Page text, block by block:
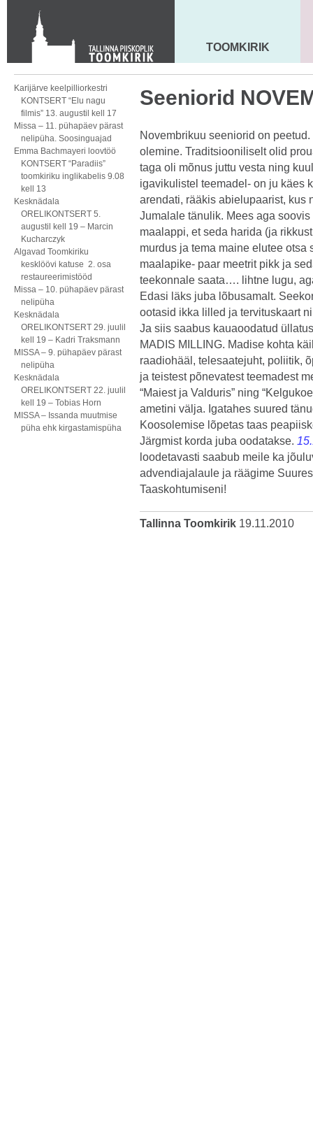
KONTAKT
Toom-Kooli 6, 10130 TALLINN
tallinna.toom@eelk.ee
MAARJA KIRIK
TOOMKIRIK
Karijärve keelpilliorkestri
KONTSERT “Elu nagu
filmis” 13. augustil kell 17
Missa – 11. pühapäev pärast
nelipüha. Soosinguajad
Emma Bachmayeri loovtöö
KONTSERT “Paradiis”
toomkiriku inglikabelis 9.08
kell 13
Kesknädala
ORELIKONTSERT 5.
augustil kell 19 – Marcin
Kucharczyk
Algavad Toomkiriku
kesklöövi katuse 2. osa
restaureerimistööd
Missa – 10. pühapäev pärast
nelipüha
Kesknädala
ORELIKONTSERT 29. juulil
kell 19 – Kadri Traksmann
MISSA – 9. pühapäev pärast
nelipüha
Kesknädala
ORELIKONTSERT 22. juulil
kell 19 – Tobias Horn
MISSA – Issanda muutmise
püha ehk kirgastamispüha
Seeniorid
Novembrikuu seeniorid on
olemine. Traditsiooniliselt olid
taga oli mõnus juttu vesta ning
igavikulistel teemadel- on ju käes
arendati, rääkis abielupaarist, kus
Jumalale tänulik. Mees aga
maalappi, et seda harida (ja
murdus ja tema maine elutee
maalapike- paar meetrit pikk ja
teekonnale saata…. lihtne lugu,
Edasi läks juba lõbusamalt.
ootasid ikka lilled ja tervituskaart
Ja siis saabus kauaoodatud
MADIS MILLING. Madise kohta
raadiohääl, telesaatejuht, poliitik,
ja teistest põnevatest teemadest
“Maiest ja Valduris” ning
ametini välja. Igatahes suured
Koosolemise lõpetas taas
Järgmist korda juba oodatakse.
loodetavasti saabub meile ka
advendiajalaule ja räägime
Taaskohtumiseni!
Tallinna Toomkirik 19.11.2010